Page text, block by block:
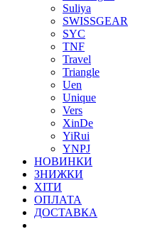
Suliya
SWISSGEAR
SYC
TNF
Travel
Triangle
Uen
Unique
Vers
XinDe
YiRui
YNPJ
НОВИНКИ
ЗНИЖКИ
ХІТИ
ОПЛАТА
ДОСТАВКА